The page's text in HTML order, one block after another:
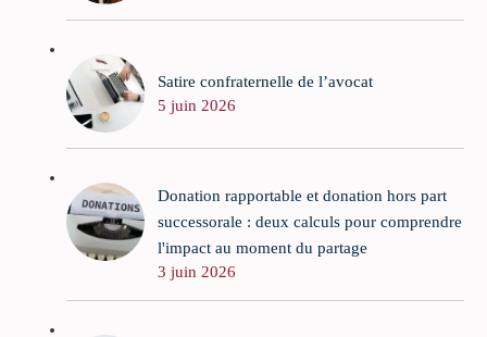
Satire confraternelle de l’avocat
5 juin 2026
Donation rapportable et donation hors part
successorale : deux calculs pour comprendre
l'impact au moment du partage
3 juin 2026